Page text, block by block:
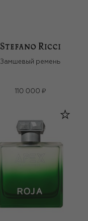
Замшевый ремень
110 000 ₽